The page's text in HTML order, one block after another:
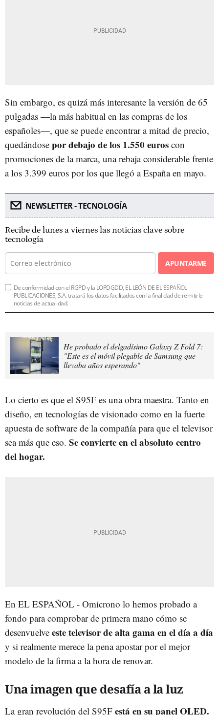
Sin embargo, es quizá más interesante la versión de 65
pulgadas —la más habitual en las compras de los
españoles—, que se puede encontrar a mitad de precio,
quedándose por debajo de los 1.550 euros con
promociones de la marca, una rebaja considerable frente
a los 3.399 euros por los que llegó a España en mayo.
NEWSLETTER - TECNOLOGÍA
Recibe de lunes a viernes las noticias clave sobre
tecnología
APUNTARME
De conformidad con el RGPD y la LOPDGDD, EL LEÓN DE EL ESPAÑOL
PUBLICACIONES, S.A. tratará los datos facilitados con la finalidad de remitirle
noticias de actualidad.
He probado el delgadísimo Galaxy Z Fold 7:
"Este es el móvil plegable de Samsung que
llevaba años esperando"
Lo cierto es que el S95F es una obra maestra. Tanto en
diseño, en tecnologías de visionado como en la fuerte
apuesta de software de la compañía para que el televisor
sea más que eso. Se convierte en el absoluto centro
del hogar.
En EL ESPAÑOL - Omicrono lo hemos probado a
fondo para comprobar de primera mano cómo se
desenvuelve este televisor de alta gama en el día a día
y si realmente merece la pena apostar por el mejor
modelo de la firma a la hora de renovar.
Una imagen que desafía a la luz
La gran revolución del S95F está en su panel OLED.